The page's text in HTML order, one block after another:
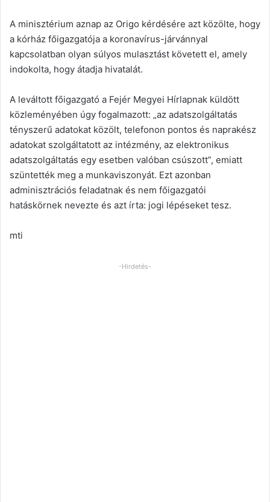
A minisztérium aznap az Origo kérdésére azt közölte, hogy
a kórház főigazgatója a koronavírus-járvánnyal
kapcsolatban olyan súlyos mulasztást követett el, amely
indokolta, hogy átadja hivatalát.
A leváltott főigazgató a Fejér Megyei Hírlapnak küldött
közleményében úgy fogalmazott: „az adatszolgáltatás
tényszerű adatokat közölt, telefonon pontos és naprakész
adatokat szolgáltatott az intézmény, az elektronikus
adatszolgáltatás egy esetben valóban csúszott”, emiatt
szüntették meg a munkaviszonyát. Ezt azonban
adminisztrációs feladatnak és nem főigazgatói
hatáskörnek nevezte és azt írta: jogi lépéseket tesz.
mti
-Hirdetés-